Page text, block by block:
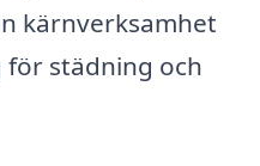
kärnverksamhet
städning och